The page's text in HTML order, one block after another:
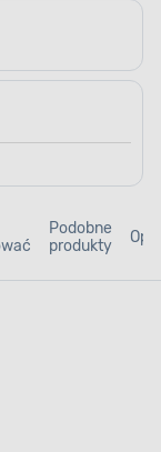
Podobne
produkty